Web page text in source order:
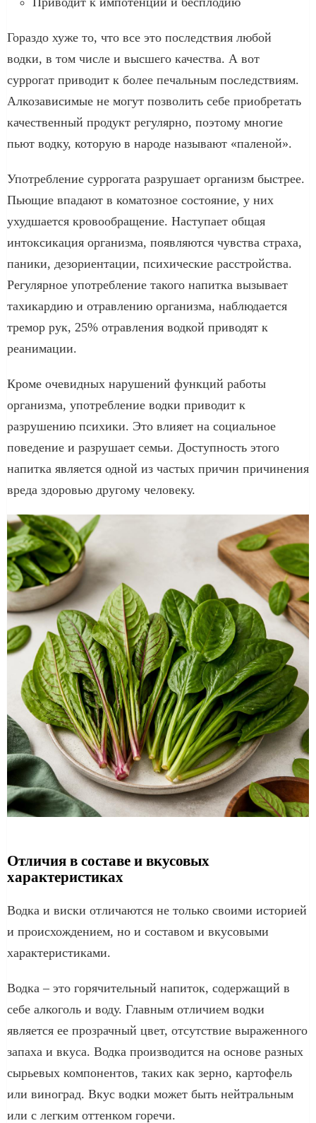
Гораздо хуже то, что все это последствия любой
водки, в том числе и высшего качества. А вот
суррогат приводит к более печальным последствиям.
Алкозависимые не могут позволить себе приобретать
качественный продукт регулярно, поэтому многие
пьют водку, которую в народе называют «паленой».
Употребление суррогата разрушает организм быстрее.
Пьющие впадают в коматозное состояние, у них
ухудшается кровообращение. Наступает общая
интоксикация организма, появляются чувства страха,
паники, дезориентации, психические расстройства.
Регулярное употребление такого напитка вызывает
тахикардию и отравлению организма, наблюдается
тремор рук, 25% отравления водкой приводят к
реанимации.
Кроме очевидных нарушений функций работы
организма, употребление водки приводит к
разрушению психики. Это влияет на социальное
поведение и разрушает семьи. Доступность этого
напитка является одной из частых причин причинения
вреда здоровью другому человеку.
Отличия в составе и вкусовых
характеристиках
Водка и виски отличаются не только своими историей
и происхождением, но и составом и вкусовыми
характеристиками.
Водка – это горячительный напиток, содержащий в
себе алкоголь и воду. Главным отличием водки
является ее прозрачный цвет, отсутствие выраженного
запаха и вкуса. Водка производится на основе разных
сырьевых компонентов, таких как зерно, картофель
или виноград. Вкус водки может быть нейтральным
или с легким оттенком горечи.